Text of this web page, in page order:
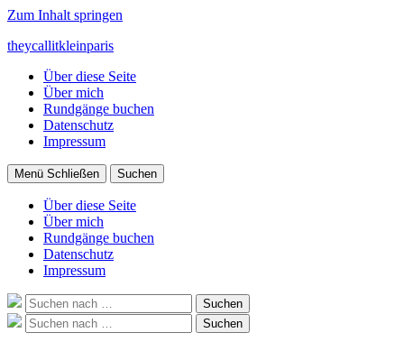
Zum Inhalt springen
theycallitkleinparis
Über diese Seite
Über mich
Rundgänge buchen
Datenschutz
Impressum
Menü Schließen Suchen
Über diese Seite
Über mich
Rundgänge buchen
Datenschutz
Impressum
Suche
nach:
Suchen
Suche
nach:
Suchen